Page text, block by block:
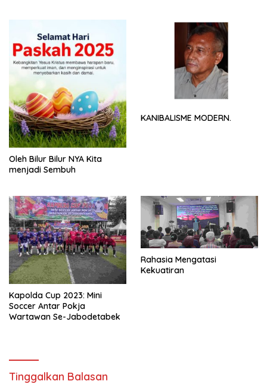
Oleh Bilur Bilur NYA Kita
menjadi Sembuh
KANIBALISME MODERN.
Kapolda Cup 2023: Mini
Soccer Antar Pokja
Wartawan Se-Jabodetabek
Rahasia Mengatasi
Kekuatiran
Tinggalkan Balasan